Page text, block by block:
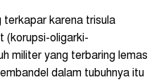
terkapar karena trisula
(korupsi-oligarki-
militer yang terbaring lemas
dalam tubuhnya itu